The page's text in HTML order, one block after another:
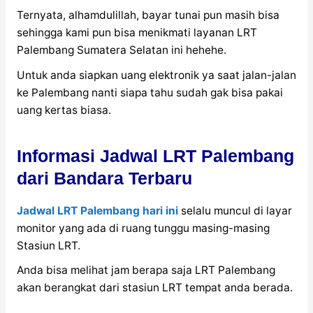
Ternyata, alhamdulillah, bayar tunai pun masih bisa
sehingga kami pun bisa menikmati layanan LRT
Palembang Sumatera Selatan ini hehehe.
Untuk anda siapkan uang elektronik ya saat jalan-jalan
ke Palembang nanti siapa tahu sudah gak bisa pakai
uang kertas biasa.
Informasi Jadwal LRT Palembang
dari Bandara Terbaru
Jadwal LRT Palembang hari ini selalu muncul di layar
monitor yang ada di ruang tunggu masing-masing
Stasiun LRT.
Anda bisa melihat jam berapa saja LRT Palembang
akan berangkat dari stasiun LRT tempat anda berada.